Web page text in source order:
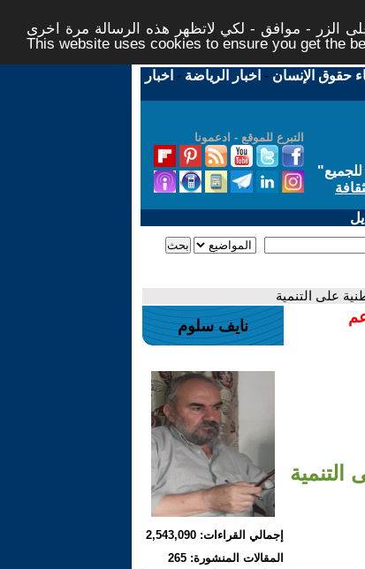
الزر - موافق - لكي لاتظهر هذه الرسالة مرة اخرى -
This website uses cookies to ensure you get the
حقوق الإنسان - اخبار الرياضة - اخبار
التبرع للموقع - ادعمونا
"
على التنمية
نايف سلوم
إجمالي القراءات: 2,543,090
المقالات المنشورة: 265